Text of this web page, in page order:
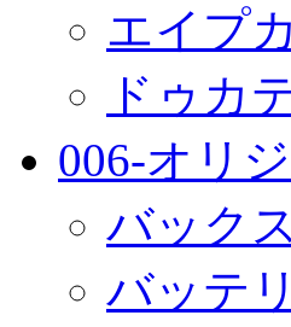
エイプ
ドゥカ
006-オリ
バック
バッテ